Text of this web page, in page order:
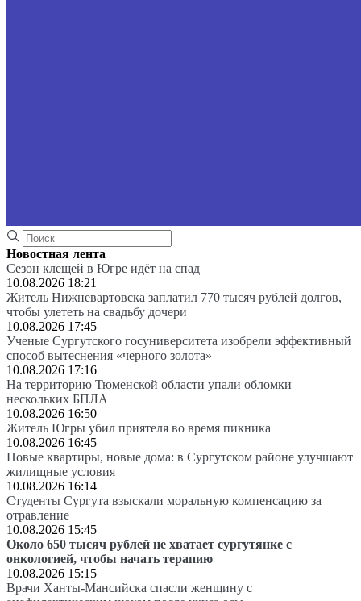
Новостная лента
Сезон клещей в Югре идёт на спад
10.08.2026 18:21
Житель Нижневартовска заплатил 770 тысяч рублей долгов,
чтобы улететь на свадьбу дочери
10.08.2026 17:45
Ученые Сургутского госуниверситета изобрели эффективный
способ вытеснения «черного золота»
10.08.2026 17:16
На территорию Тюменской области упали обломки
нескольких БПЛА
10.08.2026 16:50
Житель Югры убил приятеля во время пикника
10.08.2026 16:45
Новые квартиры, новые дома: в Сургутском районе улучшают
жилищные условия
10.08.2026 16:14
Студенты Сургута взыскали моральную компенсацию за
отравление
10.08.2026 15:45
Около 650 тысяч рублей не хватает сургутянке с
онкологией, чтобы начать терапию
10.08.2026 15:15
Врачи Ханты-Мансийска спасли женщину с